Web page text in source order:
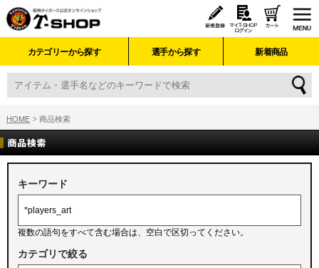
カテゴリーから探す 選手から探す 新着商品
HOME 商品検索
キーワード
複数の語句をすべて含む場合は、空白で区切ってください。
カテゴリで絞る